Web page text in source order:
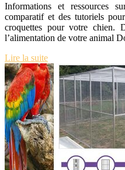
Informations et ressources
comparatif et des tutoriels
croquettes pour votre chien.
l’alimentation de votre animal
Lire la suite